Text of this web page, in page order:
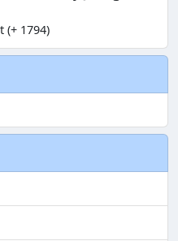
(+ 1794)